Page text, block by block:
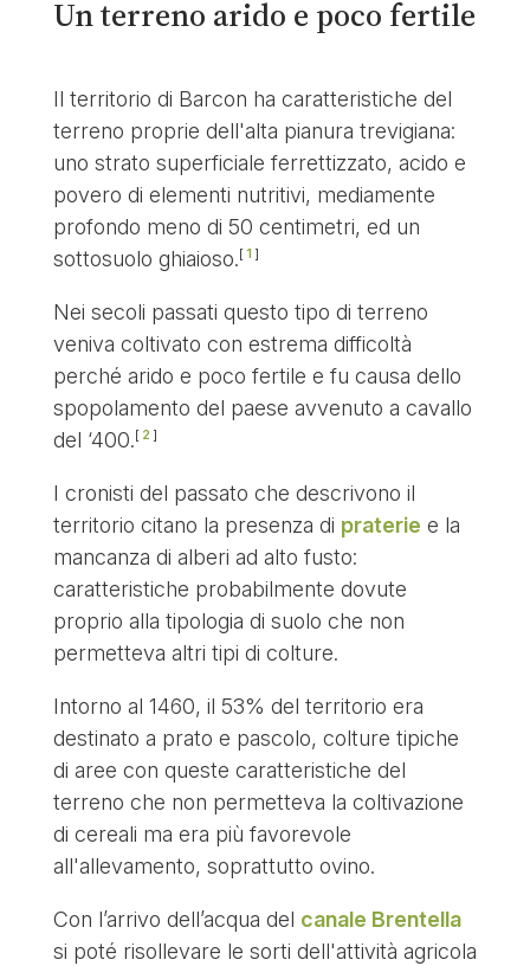
Un terreno arido e poco fertile
Il territorio di Barcon ha caratteristiche del
terreno proprie dell'alta pianura trevigiana:
uno strato superficiale ferrettizzato, acido e
povero di elementi nutritivi, mediamente
profondo meno di 50 centimetri, ed un
sottosuolo ghiaioso. 1
Nei secoli passati questo tipo di terreno
veniva coltivato con estrema difficoltà
perché arido e poco fertile e fu causa dello
spopolamento del paese avvenuto a cavallo
del ‘400.
2
I cronisti del passato che descrivono il
territorio citano la presenza di praterie e la
mancanza di alberi ad alto fusto:
caratteristiche probabilmente dovute
proprio alla tipologia di suolo che non
permetteva altri tipi di colture.
Intorno al 1460, il 53% del territorio era
destinato a prato e pascolo, colture tipiche
di aree con queste caratteristiche del
terreno che non permetteva la coltivazione
di cereali ma era più favorevole
all'allevamento, soprattutto ovino.
Con l’arrivo dell’acqua del canale Brentella
si poté risollevare le sorti dell'attività agricola